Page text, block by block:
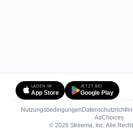
LADEN IM
App Store
JETZT BEI
Google Play
Nutzungsbedingungen
AdChoices
© 2026 Streema, Inc. Alle